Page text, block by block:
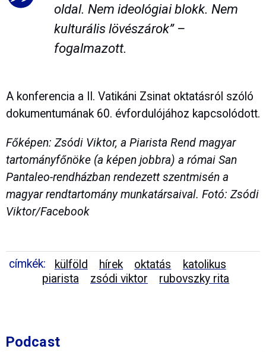
oldal. Nem ideológiai blokk. Nem
kulturális lövészárok” –
fogalmazott.
A konferencia a II. Vatikáni Zsinat oktatásról szóló
dokumentumának 60. évfordulójához kapcsolódott.
Főképen: Zsódi Viktor, a Piarista Rend magyar
tartományfőnöke (a képen jobbra) a római San
Pantaleo-rendházban rendezett szentmisén a
magyar rendtartomány munkatársaival. Fotó: Zsódi
Viktor/Facebook
címkék: külföld hírek oktatás
katolikus
piarista
zsódi viktor rubovszky rita
Podcast